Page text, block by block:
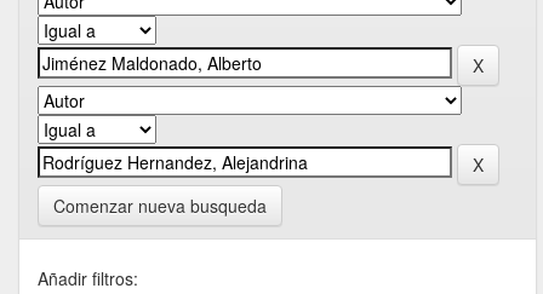
Comenzar nueva busqueda
Añadir filtros: